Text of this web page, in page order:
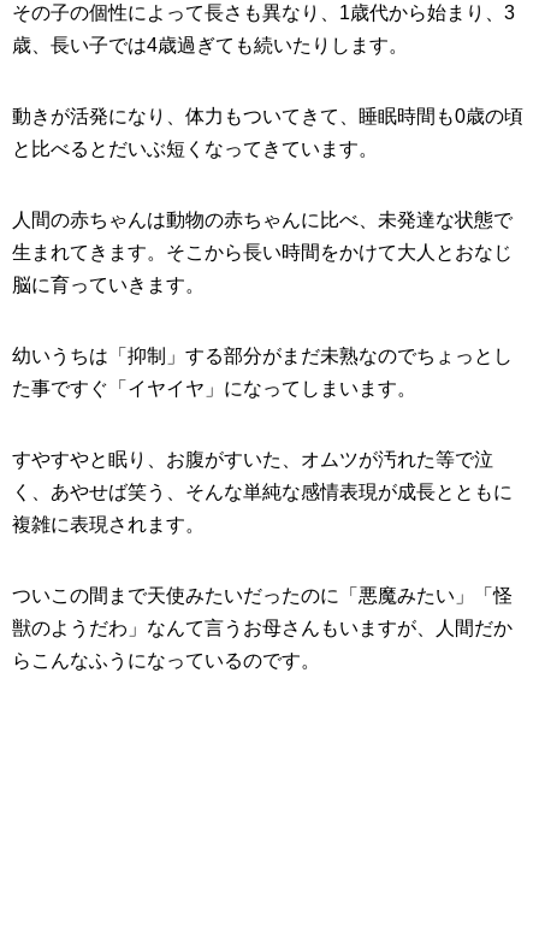
その子の個性によって長さも異なり、1歳代から始まり、3
歳、長い子では4歳過ぎても続いたりします。
動きが活発になり、体力もついてきて、睡眠時間も0歳の頃
と比べるとだいぶ短くなってきています。
人間の赤ちゃんは動物の赤ちゃんに比べ、未発達な状態で
生まれてきます。そこから長い時間をかけて大人とおなじ
脳に育っていきます。
幼いうちは「抑制」する部分がまだ未熟なのでちょっとし
た事ですぐ「イヤイヤ」になってしまいます。
すやすやと眠り、お腹がすいた、オムツが汚れた等で泣
く、あやせば笑う、そんな単純な感情表現が成長とともに
複雑に表現されます。
ついこの間まで天使みたいだったのに「悪魔みたい」「怪
獣のようだわ」なんて言うお母さんもいますが、人間だか
らこんなふうになっているのです。